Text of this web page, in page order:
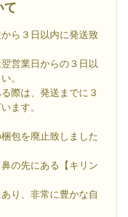
て
ら３日以内に発送致
営業日からの３日以
。
際は、発送までに３
ます。
包を廃止致しました
の先にある【キリン
り、非常に豊かな自